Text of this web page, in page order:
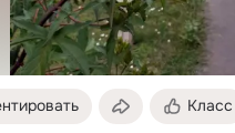
а также
слухов под
5. Нецензурные
лю
Класс